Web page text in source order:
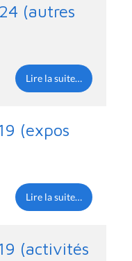
(autres
Lire la suite…
(expos
Lire la suite…
(activités